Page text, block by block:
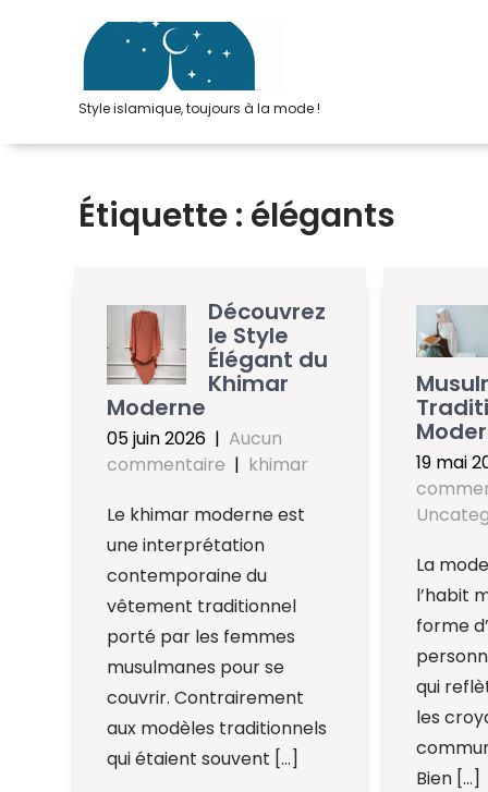
Style islamique, toujours à la mode !
Étiquette : élégants
Découvrez
le Style
Élégant du
Khimar
Moderne
05 juin 2026 | Aucun
commentaire | khimar
Le khimar moderne est
une interprétation
contemporaine du
vêtement traditionnel
porté par les femmes
musulmanes pour se
couvrir. Contrairement
aux modèles traditionnels
qui étaient souvent […]
19 mai
La
l’habit
forme
qui
les
Bien […]